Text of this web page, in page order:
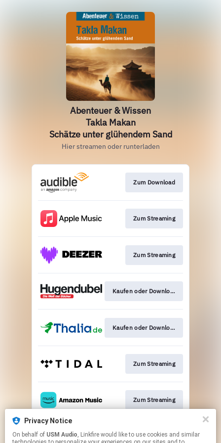
Privacy Notice
On behalf of USM Audio, Linkfire would like to use cookies and similar
Abenteuer & Wissen
Takla Makan
Schätze unter glühendem Sand
Hier streamen oder runterladen
Zum Download
Zum Streaming
Zum Streaming
Kaufen oder Download
Kaufen oder Download
Zum Streaming
Zum Streaming
Zur Verlagsseite